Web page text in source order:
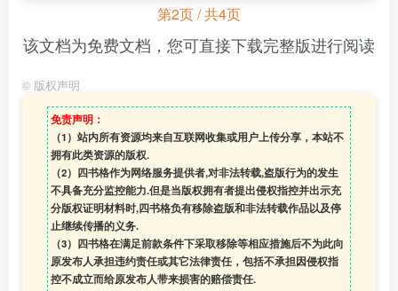
第2页 / 共4页
该文档为免费文档，您可直接下载完整版进行阅读
© 版权声明
免责声明：
（1）站内所有资源均来自互联网收集或用户上传分享，本站不
拥有此类资源的版权.
（2）四书格作为网络服务提供者,对非法转载,盗版行为的发生
不具备充分监控能力.但是当版权拥有者提出侵权指控并出示充
分版权证明材料时,四书格负有移除盗版和非法转载作品以及停
止继续传播的义务.
（3）四书格在满足前款条件下采取移除等相应措施后不为此向
原发布人承担违约责任或其它法律责任，包括不承担因侵权指
控不成立而给原发布人带来损害的赔偿责任.